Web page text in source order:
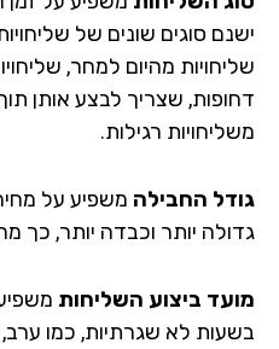
ישנם סוגים שונים של
שליחויות מהיום למחר,
דחופות, שצריך לבצע אותן תוך
משליחויות רגילות.
גודל החבילה משפיע על
גדולה יותר וכבדה יותר, כך
מועד ביצוע השליחות
בשעות לא שגרתיות, כמו ערב,